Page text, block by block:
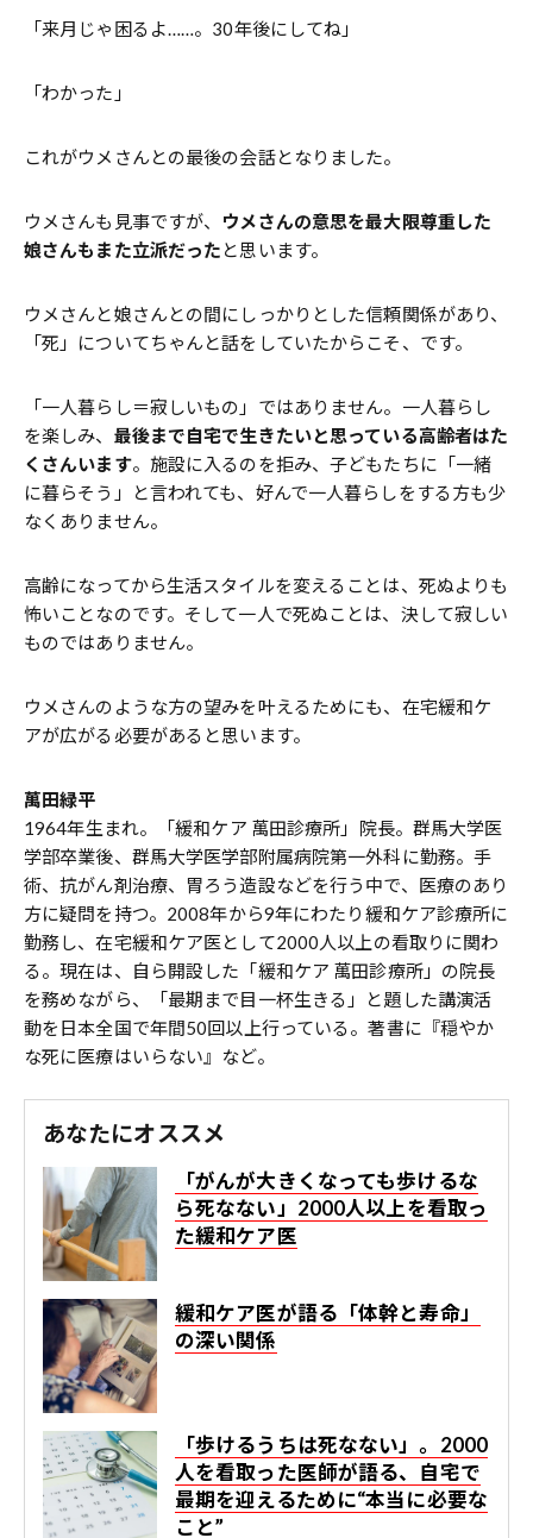
「来月じゃ困るよ……。30年後にしてね」
「わかった」
これがウメさんとの最後の会話となりました。
ウメさんも見事ですが、 ウメさんの意思を最大限尊重した
娘さんもまた立派だった と思います。
ウメさんと娘さんとの間にしっかりとした信頼関係があり、
「死」についてちゃんと話をしていたからこそ、です。
「一人暮らし＝寂しいもの」ではありません。一人暮らし
を楽しみ、 最後まで自宅で生きたいと思っている高齢者はた
くさんいます。施設に入るのを拒み、子どもたちに「一緒
に暮らそう」と言われても、好んで一人暮らしをする方も少
なくありません。
高齢になってから生活スタイルを変えることは、死ぬよりも
怖いことなのです。そして一人で死ぬことは、決して寂しい
ものではありません。
ウメさんのような方の望みを叶えるためにも、在宅緩和ケ
アが広がる必要があると思います。
萬田緑平
1964年生まれ。「緩和ケア 萬田診療所」院長。群馬大学医
学部卒業後、群馬大学医学部附属病院第一外科に勤務。手
術、抗がん剤治療、胃ろう造設などを行う中で、医療のあり
方に疑問を持つ。2008年から9年にわたり緩和ケア診療所に
勤務し、在宅緩和ケア医として2000人以上の看取りに関わ
る。現在は、自ら開設した「緩和ケア 萬田診療所」の院長
を務めながら、「最期まで目一杯生きる」と題した講演活
動を日本全国で年間50回以上行っている。著書に『穏やか
な死に医療はいらない』など。
あなたにオススメ
「がんが大きくなっても歩けるな
ら死なない」2000人以上を看取っ
た緩和ケア医
緩和ケア医が語る「体幹と寿命」
の深い関係
「歩けるうちは死なない」。2000
人を看取った医師が語る、自宅で
最期を迎えるために“本当に必要な
こと”